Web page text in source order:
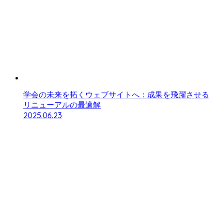
学会の未来を拓くウェブサイトへ：成果を飛躍させる
リニューアルの最適解
2025.06.23